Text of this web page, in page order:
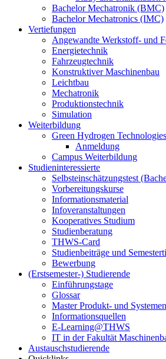
Bachelor Mechatronik (BMC)
Bachelor Mechatronics (IMC)
Vertiefungen
Angewandte Werkstoff- und
Energietechnik
Fahrzeugtechnik
Konstruktiver Maschinenbau
Leichtbau
Mechatronik
Produktionstechnik
Simulation
Weiterbildung
Green Hydrogen Technologies
Anmeldung
Campus Weiterbildung
Studieninteressierte
Selbsteinschätzungstest
Vorbereitungskurse
Informationsmaterial
Infoveranstaltungen
Kooperatives Studium
Studienberatung
THWS-Card
Studienbeiträge und
Bewerbung
(Erstsemester-) Studierende
Einführungstage
Glossar
Master Produkt- und
Informationsquellen
E-Learning@THWS
IT in der Fakultät
Austauschstudierende